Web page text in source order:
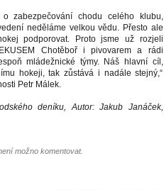
zabezpečování chodu celého klubu,
neděláme velkou vědu. Přesto ale
podporovat. Proto jsme už rozjeli
Chotěboř i pivovarem a rádi
mládežnické týmy. Náš hlavní cíl,
hokeji, tak zůstává i nadále stejný,“
Petr Málek.
deníku, Autor: Jakub Janáček,
možno komentovat.